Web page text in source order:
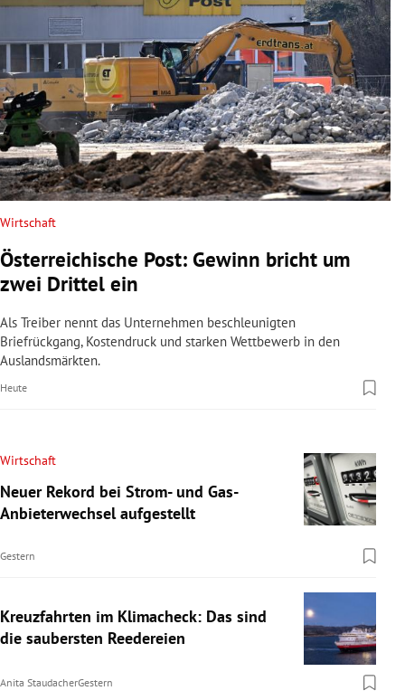
Wirtschaft
Österreichische Post: Gewinn bricht um
zwei Drittel ein
Als Treiber nennt das Unternehmen beschleunigten
Briefrückgang, Kostendruck und starken Wettbewerb in den
Auslandsmärkten.
Heute
Wirtschaft
Neuer Rekord bei Strom- und Gas-
Anbieterwechsel aufgestellt
Gestern
Kreuzfahrten im Klimacheck: Das sind
die saubersten Reedereien
Anita StaudacherGestern